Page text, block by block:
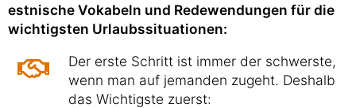
estnische Vokabeln und Redewendungen für die
wichtigsten Urlaubssituationen:
Der erste Schritt ist immer der schwerste,
wenn man auf jemanden zugeht. Deshalb
das Wichtigste zuerst: